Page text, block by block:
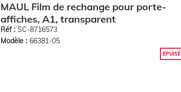
MAUL Film de rechange pour porte-
affiches, A1, transparent
Réf : SC-8716573
Modèle : 66381-05
EPUISÉ